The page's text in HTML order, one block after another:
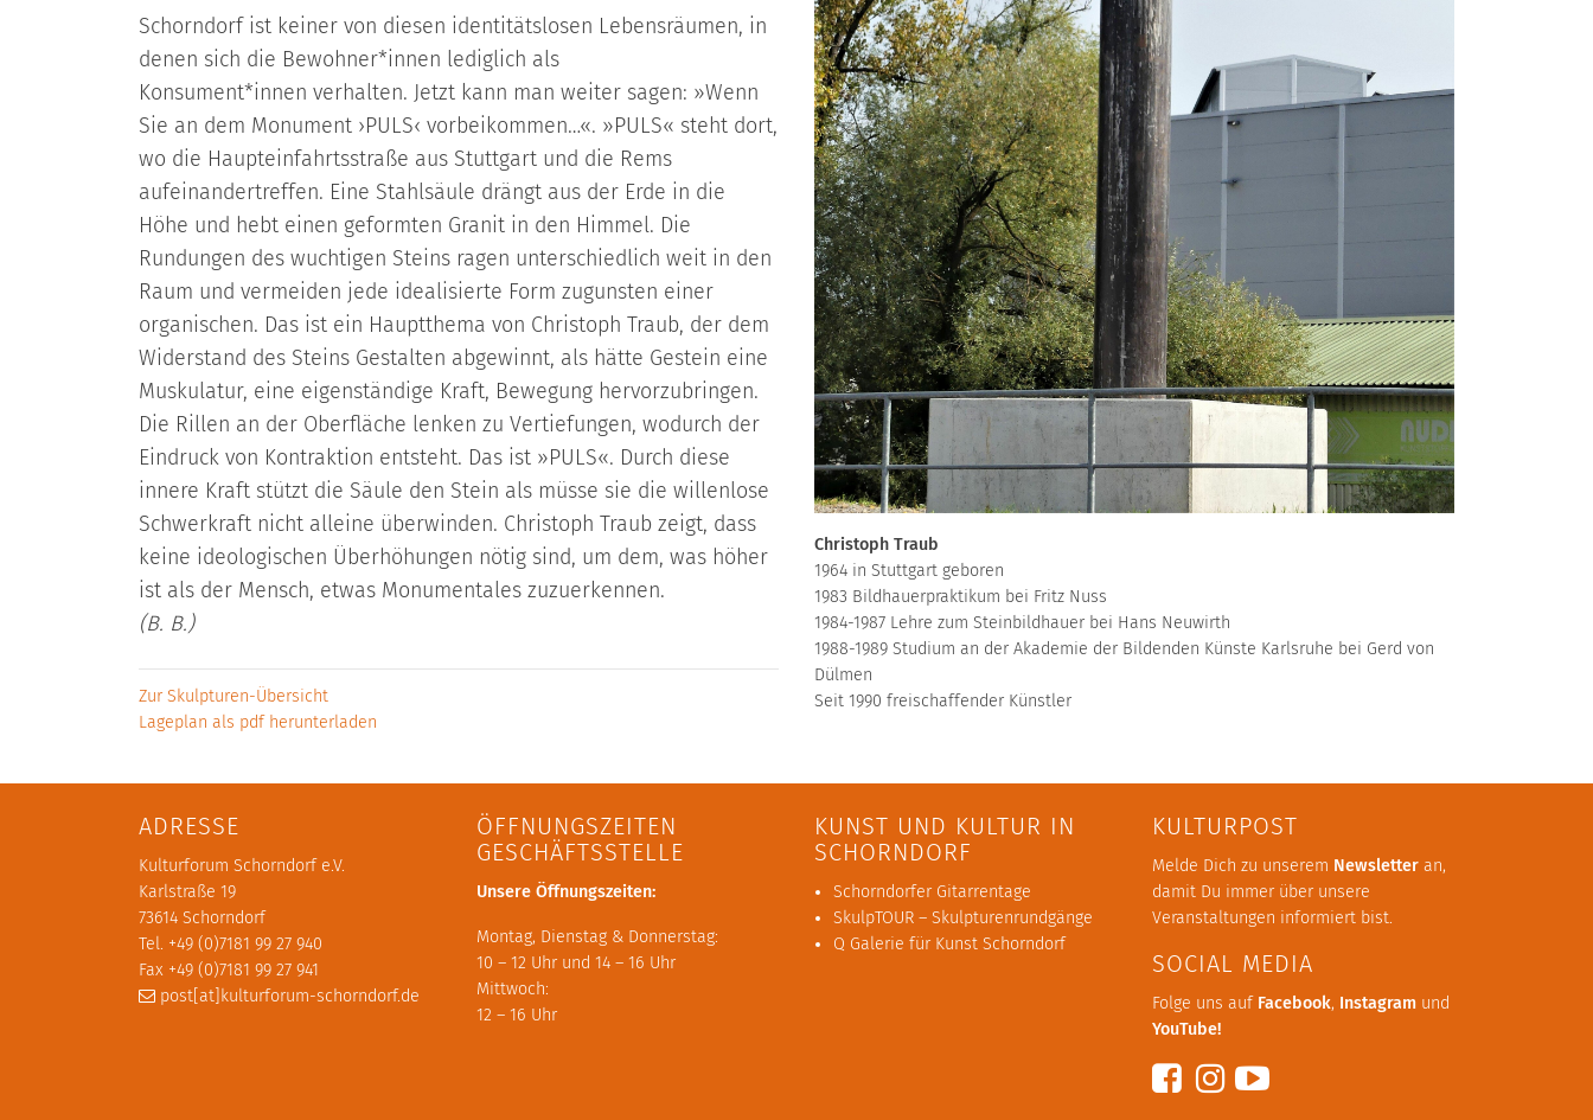
Schorndorf ist keiner von diesen identitätslosen Lebensräumen, in
denen sich die Bewohner*innen lediglich als
Konsument*innen verhalten. Jetzt kann man weiter sagen: »Wenn
Sie an dem Monument ›PULS‹ vorbeikommen…«. »PULS« steht dort,
wo die Haupteinfahrtsstraße aus Stuttgart und die Rems
aufeinandertreffen. Eine Stahlsäule drängt aus der Erde in die
Höhe und hebt einen geformten Granit in den Himmel. Die
Rundungen des wuchtigen Steins ragen unterschiedlich weit in den
Raum und vermeiden jede idealisierte Form zugunsten einer
organischen. Das ist ein Hauptthema von Christoph Traub, der dem
Widerstand des Steins Gestalten abgewinnt, als hätte Gestein eine
Muskulatur, eine eigenständige Kraft, Bewegung hervorzubringen.
Die Rillen an der Oberfläche lenken zu Vertiefungen, wodurch der
Eindruck von Kontraktion entsteht. Das ist »PULS«. Durch diese
innere Kraft stützt die Säule den Stein als müsse sie die willenlose
Schwerkraft nicht alleine überwinden. Christoph Traub zeigt, dass
keine ideologischen Überhöhungen nötig sind, um dem, was höher
ist als der Mensch, etwas Monumentales zuzuerkennen.
(B. B.)
Zur Skulpturen-Übersicht
Lageplan als pdf herunterladen
Christoph Traub
1964 in Stuttgart geboren
1983 Bildhauerpraktikum bei Fritz Nuss
1984-1987 Lehre zum Steinbildhauer bei Hans Neuwirth
1988-1989 Studium an der Akademie der Bildenden Künste Karlsruhe bei Gerd von
Dülmen
Seit 1990 freischaffender Künstler
ADRESSE
Kulturforum Schorndorf e.V.
Karlstraße 19
73614 Schorndorf
Tel. +49 (0)7181 99 27 940
Fax +49 (0)7181 99 27 941
post[at]kulturforum-schorndorf.de
ÖFFNUNGSZEITEN
GESCHÄFTSSTELLE
Unsere Öffnungszeiten:
Montag, Dienstag & Donnerstag:
10 – 12 Uhr und 14 – 16 Uhr
Mittwoch:
12 – 16 Uhr
KUNST UND KULTUR IN
SCHORNDORF
Schorndorfer Gitarrentage
SkulpTOUR – Skulpturenrundgänge
Q Galerie für Kunst Schorndorf
KULTURPOST
Melde Dich zu unserem Newsletter an,
damit Du immer über unsere
Veranstaltungen informiert bist.
SOCIAL MEDIA
Folge uns auf Facebook, Instagram und
YouTube!